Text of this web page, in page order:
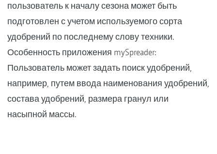
пользователь к началу сезона может быть
подготовлен с учетом используемого сорта
удобрений по последнему слову техники.
Особенность приложения mySpreader:
Пользователь может задать поиск удобрений,
например, путем ввода наименования удобрений,
состава удобрений, размера гранул или
насыпной массы.